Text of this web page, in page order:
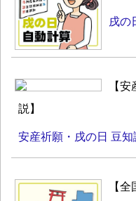
戌の
【
説】
安産祈願・戌の日 豆
【